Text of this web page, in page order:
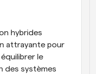
hybrides
attrayante pour
le
des systèmes